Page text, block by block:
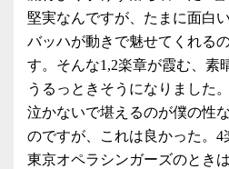
堅実なんですが、たまに面白
バッハが動きで魅せてくれる
す。そんな1,2楽章が霞む、素
うるっときそうになりました
泣かないで堪えるのが僕の性
のですが、これは良かった。4
東京オペラシンガーズのとき